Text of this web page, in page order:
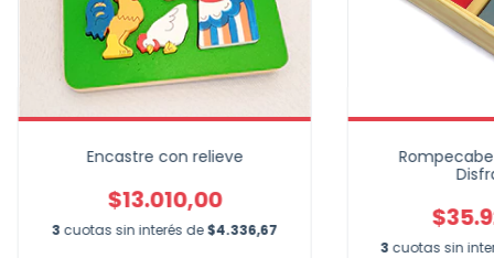
Encastre con relieve
$13.010,00
3 cuotas sin interés de$4.336,67
3 cuotas sin